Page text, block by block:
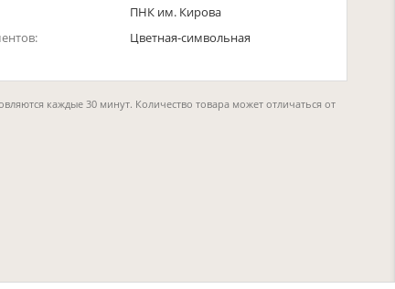
ПНК им. Кирова
Цветная-символьная
каждые 30 минут. Количество товара может отличаться от